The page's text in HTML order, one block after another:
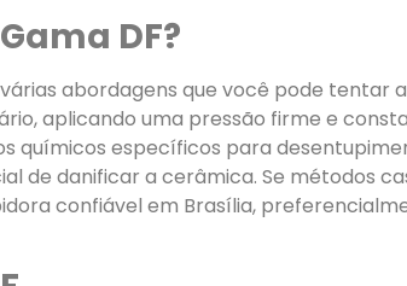
DF?
abordagens que você pode tentar
aplicando uma pressão firme e
químicos específicos para
de danificar a cerâmica. Se métodos
confiável em Brasília,